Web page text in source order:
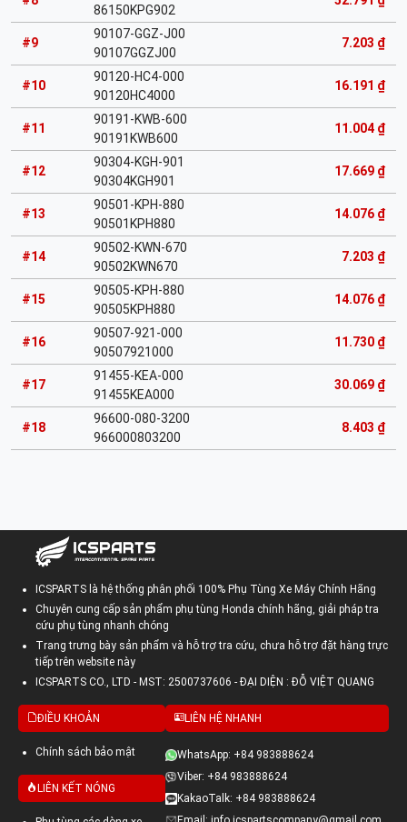
86150KPG902
#9
90107-GGZ-J00
90107GGZJ00
7.203 ₫
#10
90120-HC4-000
90120HC4000
16.191 ₫
#11
90191-KWB-600
90191KWB600
11.004 ₫
#12
90304-KGH-901
90304KGH901
17.669 ₫
#13
90501-KPH-880
90501KPH880
14.076 ₫
#14
90502-KWN-670
90502KWN670
7.203 ₫
#15
90505-KPH-880
90505KPH880
14.076 ₫
#16
90507-921-000
90507921000
11.730 ₫
#17
91455-KEA-000
91455KEA000
30.069 ₫
#18
96600-080-3200
966000803200
8.403 ₫
ICSPARTS là hệ thống phân phối 100% Phụ Tùng Xe Máy Chính Hãng
Chuyên cung cấp sản phẩm phụ tùng Honda chính hãng, giải pháp tra
cứu phụ tùng nhanh chóng
Trang trưng bày sản phẩm và hỗ trợ tra cứu, chưa hỗ trợ đặt hàng trực
tiếp trên website này
ICSPARTS CO., LTD - MST: 2500737606 - ĐẠI DIỆN : ĐỖ VIỆT QUANG
ĐIỀU KHOẢN
Chính sách bảo mật
LIÊN KẾT NÓNG
LIÊN HỆ NHANH
WhatsApp: +84 983888624
Viber: +84 983888624
KakaoTalk: +84 983888624